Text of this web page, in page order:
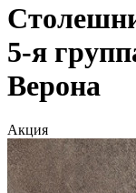
5-я
Верона
Акция